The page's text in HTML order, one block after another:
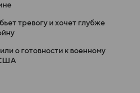
тревогу и хочет глубже
о готовности к военному
США